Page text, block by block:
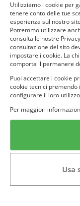
© provaprodottigratis.it
Categorie in
Bellezza
Utilizziamo i cookie per
tenere conto delle tue
esperienza sul nostro
Potremmo utilizzare
consulta le nostre
consultazione del sito
impostare i cookie. La
comporta il permanere
Puoi accettare i cookie
cookie tecnici premendo
configurare il loro
Per maggiori
Usa